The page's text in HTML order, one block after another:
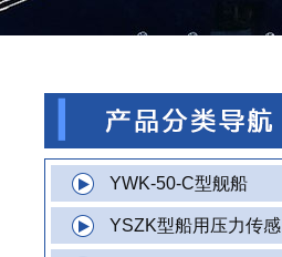
YWK-50-C型舰船
YSZK型船用压力传感